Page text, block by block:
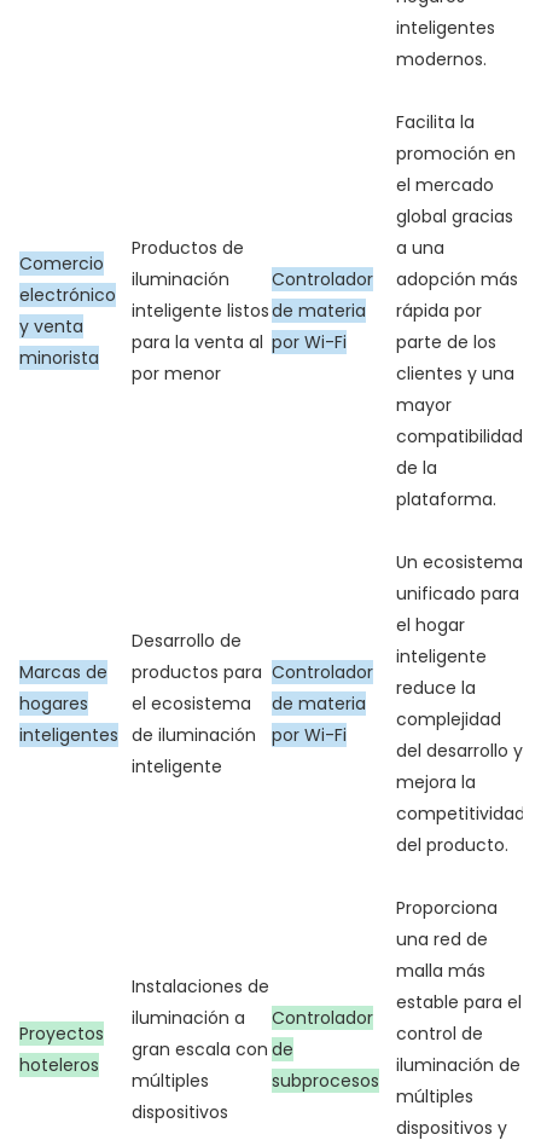
inteligentes
modernos.
Comercio
electrónico
y venta
minorista
Productos de
iluminación
inteligente listos
para la venta al
por menor
Controlador
de materia
por Wi-Fi
Facilita la
promoción en
el mercado
global gracias
a una
adopción más
rápida por
parte de los
clientes y una
mayor
compatibilidad
de la
plataforma.
Marcas de
hogares
inteligentes
Desarrollo de
productos para
el ecosistema
de iluminación
inteligente
Controlador
de materia
por Wi-Fi
Un ecosistema
unificado para
el hogar
inteligente
reduce la
complejidad
del desarrollo y
mejora la
competitividad
del producto.
Proyectos
hoteleros
Instalaciones de
iluminación a
gran escala con
múltiples
dispositivos
Controlador
de
subprocesos
Proporciona
una red de
malla más
estable para el
control de
iluminación de
múltiples
dispositivos y